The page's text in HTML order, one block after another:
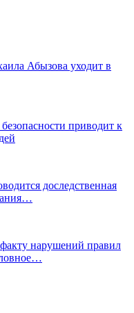
Абызова уходит в
приводит к
доследственная
нарушений правил